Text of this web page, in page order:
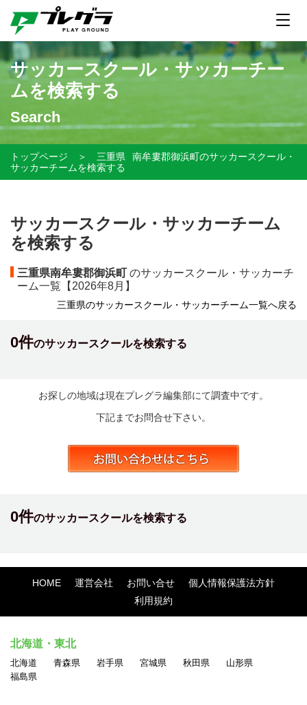
サッカースクール・サッカーチー
ムを検索する
Search
トップページ ＞ 三重県
南牟婁郡御浜町のサッカースクール・
サッカーチームを検索する
サッカースクール・サッカーチーム
を検索する
三重県南牟婁郡御浜町 のサッカースクール・サッカーチ
ーム一覧【 2026年8月】
三重県のサッカースクール・サッカーチーム一覧へ戻る
0件のサッカースクールを検索する
お探しの地域は現在プレグラ編集部にて調査中です。
下記までお問合せ下さい。
0件のサッカースクールを検索する
HOME 運営会社 お問い合せ
個人情報保護法方針
利用規約
北海道・東北
北海道 青森県 岩手県 宮城県 秋田県
山形県
福島県